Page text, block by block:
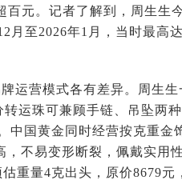
元。记者了解到，周生生
至2026年1月，当时最高达
运营模式各有差异。周生生
运珠可兼顾手链、吊坠两
中国黄金同时经营按克重金
不易变形断裂，佩戴实用
重量4克出头，原价8679元